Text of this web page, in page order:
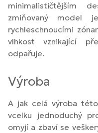
minimalističtějším
zmiňovaný
rychleschnoucími
vlhkost vznikající
odpařuje.
Výroba
A jak celá výroba
vcelku jednoduchý
omyjí a zbaví se